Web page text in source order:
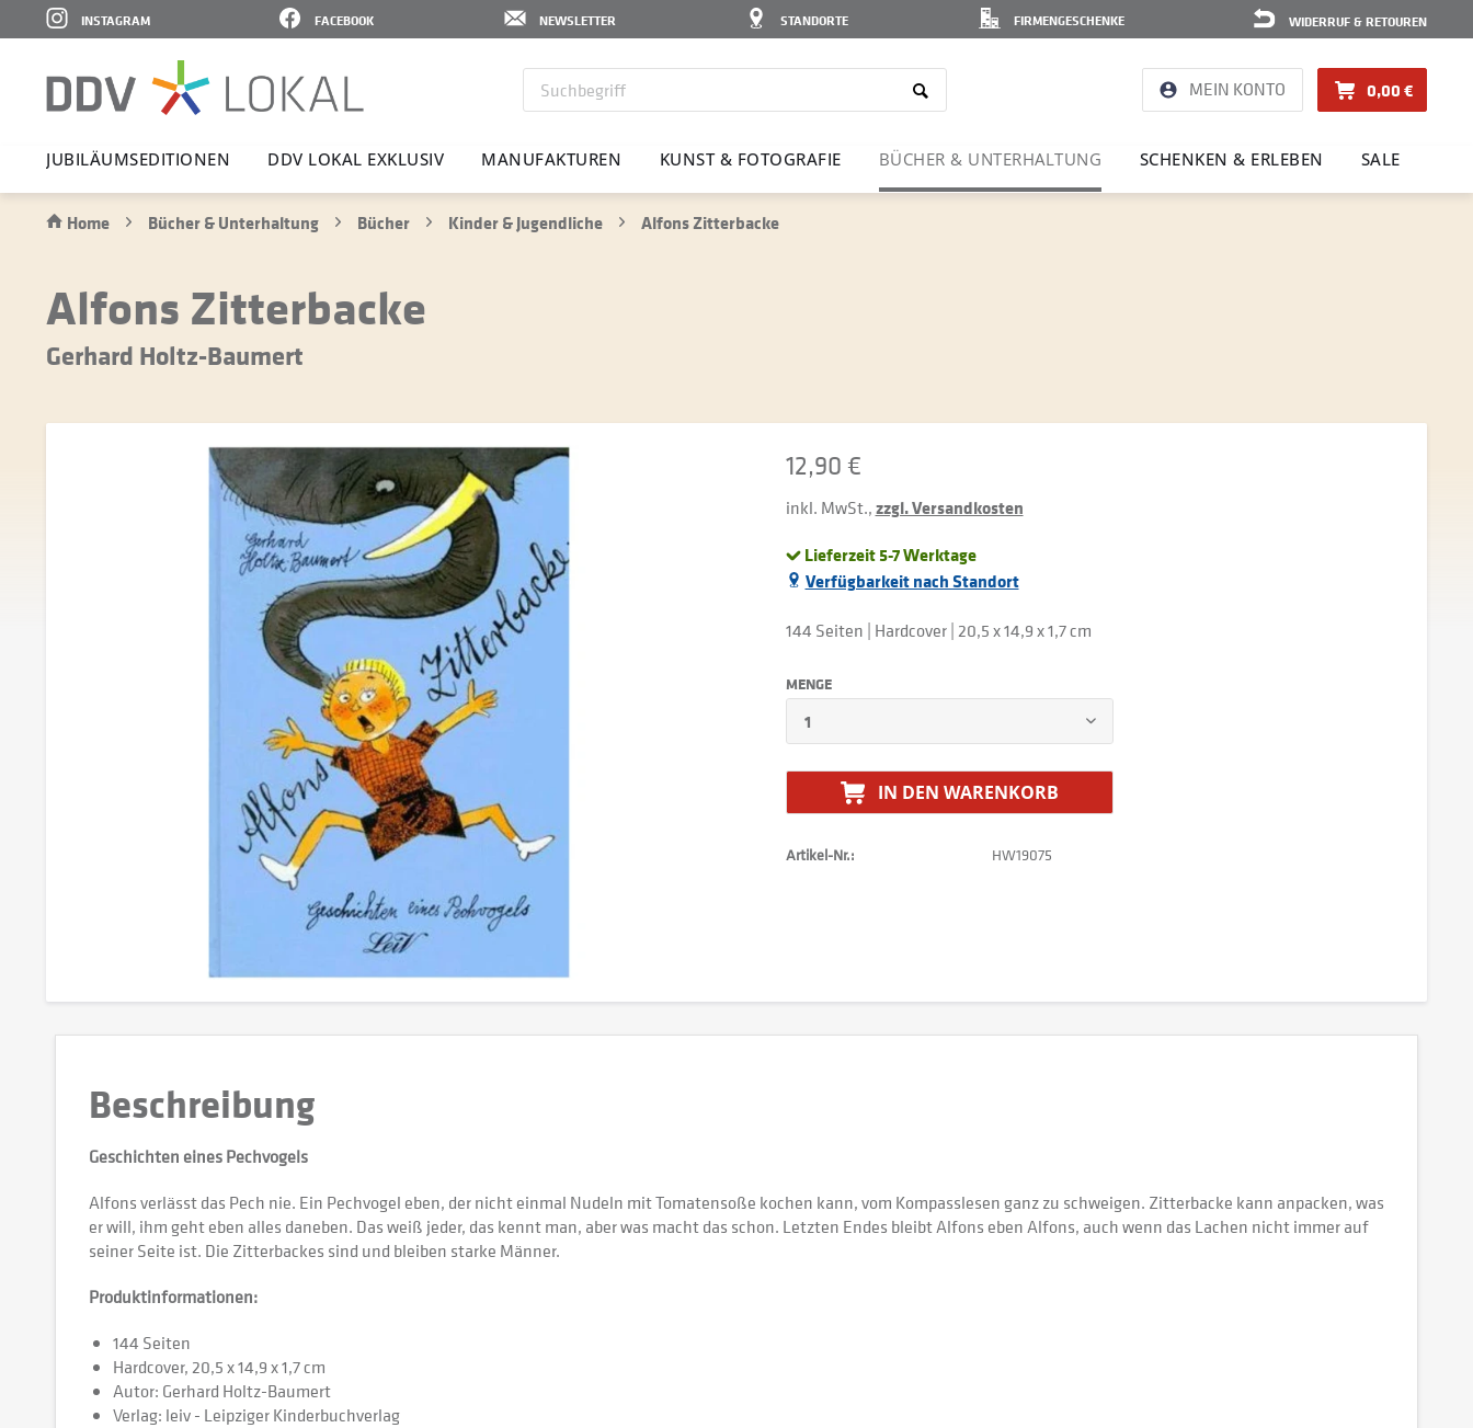
WIDERRUF & RETOUREN
FIRMENGESCHENKE
STANDORTE
NEWSLETTER
FACEBOOK
INSTAGRAM
MEIN KONTO 0,00 €
JUBI­LÄ­UMS­E­DI­TIONEN DDV LOKAL EXKLUSIV MANU­FAK­TUREN KUNST & FOTO­GRAFIE BÜCHER & UNTER­HAL­TUNG SCHENKEN & ERLEBEN SALE
Home Bücher & Unterhaltung Bücher Kinder & Jugendliche Alfons Zitterbacke
Alfons Zitterbacke
Gerhard Holtz-Baumert
12,90 €
inkl. MwSt.,zzgl. Versandkosten
Lieferzeit 5-7 Werktage
Verfügbarkeit nach Standort
144 Seiten | Hardcover | 20,5 x 14,9 x 1,7 cm
MENGE
IN DEN WARENKORB
Artikel-Nr.: HW19075
Beschreibung
Geschichten eines Pechvogels
Alfons verlässt das Pech nie. Ein Pechvogel eben, der nicht einmal Nudeln mit Tomatensoße kochen kann, vom Kompasslesen ganz zu schweigen. Zitterbacke kann anpacken, was
er will, ihm geht eben alles daneben. Das weiß jeder, das kennt man, aber was macht das schon. Letzten Endes bleibt Alfons eben Alfons, auch wenn das Lachen nicht immer auf
seiner Seite ist. Die Zitterbackes sind und bleiben starke Männer.
Produktinformationen:
144 Seiten
Hardcover, 20,5 x 14,9 x 1,7 cm
Autor: Gerhard Holtz-Baumert
Verlag: leiv - Leipziger Kinderbuchverlag